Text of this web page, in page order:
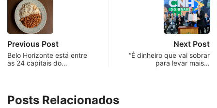
Previous Post
Belo Horizonte está entre
as 24 capitais do…
Next Post
“É dinheiro que vai sobrar
para levar mais…
Posts Relacionados